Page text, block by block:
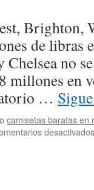
Brighton,
de libras
no
en
…
camisetas baratas en
desactivados